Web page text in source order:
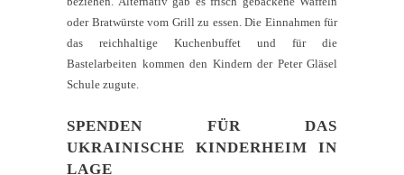
oder Bratwürste vom Grill zu essen. Die Einnahmen für
das reichhaltige Kuchenbuffet und für die
Bastelarbeiten kommen den Kindern der Peter Gläsel
Schule zugute.
SPENDEN FÜR DAS
UKRAINISCHE KINDERHEIM IN
LAGE